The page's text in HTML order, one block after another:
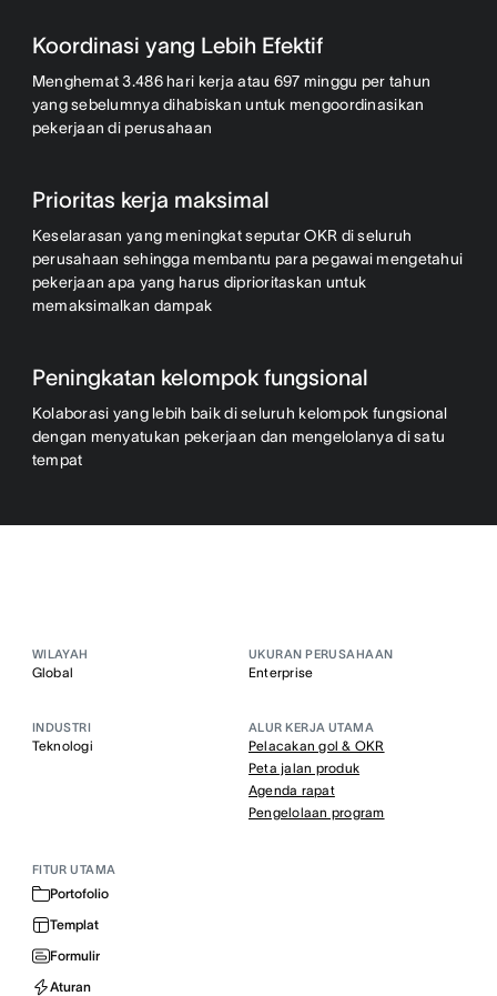
Koordinasi yang Lebih Efektif
Menghemat 3.486 hari kerja atau 697 minggu per tahun
yang sebelumnya dihabiskan untuk mengoordinasikan
pekerjaan di perusahaan
Prioritas kerja maksimal
Keselarasan yang meningkat seputar OKR di seluruh
perusahaan sehingga membantu para pegawai mengetahui
pekerjaan apa yang harus diprioritaskan untuk
memaksimalkan dampak
Peningkatan kelompok fungsional
Kolaborasi yang lebih baik di seluruh kelompok fungsional
dengan menyatukan pekerjaan dan mengelolanya di satu
tempat
WILAYAH
Global
UKURAN PERUSAHAAN
Enterprise
INDUSTRI
Teknologi
ALUR KERJA UTAMA
Pelacakan gol & OKR
Peta jalan produk
Agenda rapat
Pengelolaan program
FITUR UTAMA
Portofolio
Templat
Formulir
Aturan